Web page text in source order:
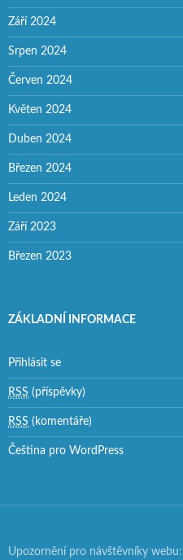
Září 2024
Srpen 2024
Červen 2024
Květen 2024
Duben 2024
Březen 2024
Leden 2024
Září 2023
Březen 2023
ZÁKLADNÍ INFORMACE
Přihlásit se
RSS (příspěvky)
RSS (komentáře)
Čeština pro WordPress
Upozornění pro návštěvníky